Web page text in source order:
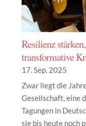
Resilienz
transformative
17. Sep. 2025
Zwar liegt die
Gesellschaft, eine
Tagungen in
sie bis heute noch